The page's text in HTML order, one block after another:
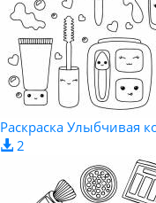
Раскраска Улыбчивая
2